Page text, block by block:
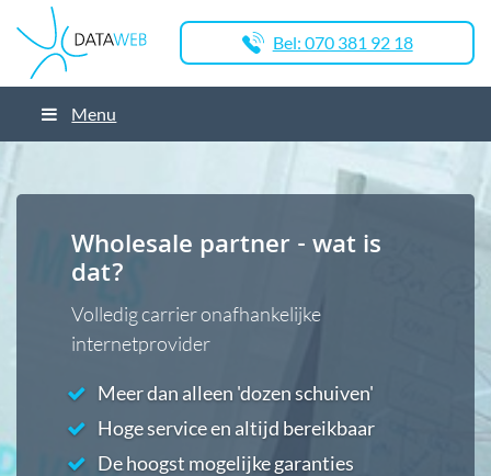
Bel: 070 381 92 18
Menu
Wholesale partner - wat is
dat?
Volledig carrier onafhankelijke
internetprovider
Meer dan alleen 'dozen schuiven'
Hoge service en altijd bereikbaar
De hoogst mogelijke garanties